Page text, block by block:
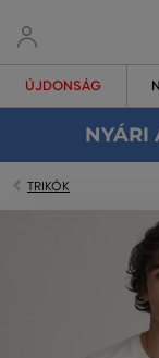
ÚJDONSÁG
NYÁRI
TRIKÓK